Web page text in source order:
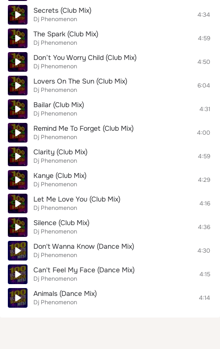
Secrets (Club Mix)
Dj Phenomenon
4:34
The Spark (Club Mix)
Dj Phenomenon
4:59
Don’t You Worry Child (Club Mix)
Dj Phenomenon
4:50
Lovers On The Sun (Club Mix)
Dj Phenomenon
6:04
Bailar (Club Mix)
Dj Phenomenon
4:31
Remind Me To Forget (Club Mix)
Dj Phenomenon
4:00
Clarity (Club Mix)
Dj Phenomenon
4:59
Kanye (Club Mix)
Dj Phenomenon
4:29
Let Me Love You (Club Mix)
Dj Phenomenon
4:16
Silence (Club Mix)
Dj Phenomenon
4:36
Don't Wanna Know (Dance Mix)
Dj Phenomenon
4:30
Can't Feel My Face (Dance Mix)
Dj Phenomenon
4:15
Animals (Dance Mix)
Dj Phenomenon
4:14